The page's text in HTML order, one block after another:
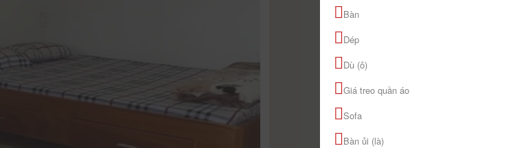
Bàn
Dép
Dù (ô)
Giá treo quần áo
Sofa
Bàn ủi (là)